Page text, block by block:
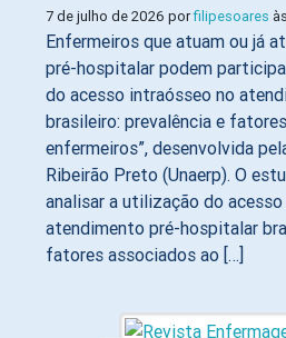
7 de julho de 2026 porfilipesoares
Enfermeiros que atuam ou já
pré-hospitalar podem
do acesso intraósseo no
brasileiro: prevalência e
enfermeiros”, desenvolvida
Ribeirão Preto (Unaerp). O
analisar a utilização do
atendimento pré-hospitalar
fatores associados ao […]